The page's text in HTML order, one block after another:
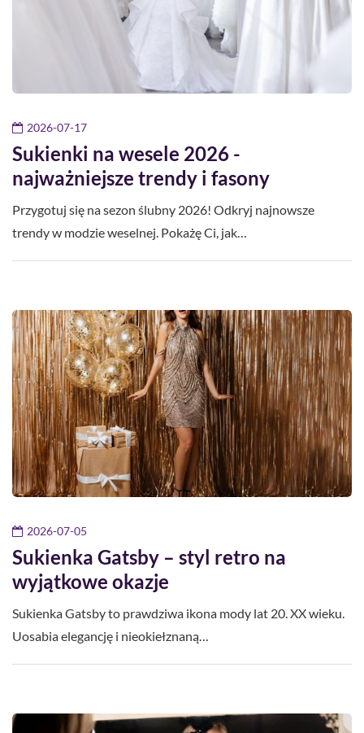
2026-07-17
Sukienki na wesele 2026 -
najważniejsze trendy i fasony
Przygotuj się na sezon ślubny 2026! Odkryj najnowsze
trendy w modzie weselnej. Pokażę Ci, jak…
2026-07-05
Sukienka Gatsby – styl retro na
wyjątkowe okazje
Sukienka Gatsby to prawdziwa ikona mody lat 20. XX wieku.
Uosabia elegancję i nieokiełznaną…